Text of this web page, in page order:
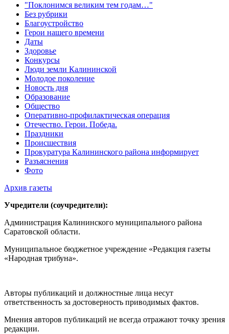
"Поклонимся великим тем годам…"
Без рубрики
Благоустройство
Герои нашего времени
Даты
Здоровье
Конкурсы
Люди земли Калининской
Молодое поколение
Новость дня
Образование
Общество
Оперативно-профилактическая операция
Отечество. Герои. Победа.
Праздники
Происшествия
Прокуратура Калининского района информирует
Разъяснения
Фото
Архив газеты
Учредители (соучредители):
Администрация Калининского муниципального района
Саратовской области.
Муниципальное бюджетное учреждение «Редакция газеты
«Народная трибуна».
Авторы публикаций и должностные лица несут
ответственность за достоверность приводимых фактов.
Мнения авторов публикаций не всегда отражают точку зрения
редакции.